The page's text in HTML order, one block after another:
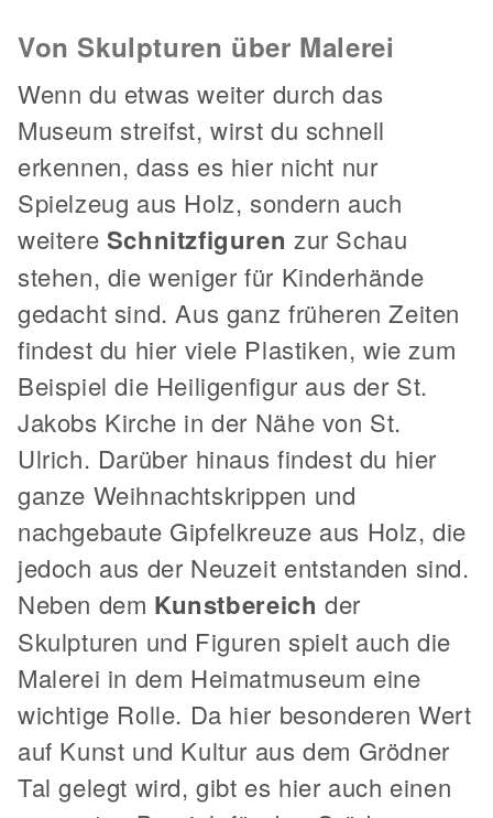
Von Skulpturen über Malerei
Wenn du etwas weiter durch das
Museum streifst, wirst du schnell
erkennen, dass es hier nicht nur
Spielzeug aus Holz, sondern auch
weitere Schnitzfiguren zur Schau
stehen, die weniger für Kinderhände
gedacht sind. Aus ganz früheren Zeiten
findest du hier viele Plastiken, wie zum
Beispiel die Heiligenfigur aus der St.
Jakobs Kirche in der Nähe von St.
Ulrich. Darüber hinaus findest du hier
ganze Weihnachtskrippen und
nachgebaute Gipfelkreuze aus Holz, die
jedoch aus der Neuzeit entstanden sind.
Neben dem Kunstbereich der
Skulpturen und Figuren spielt auch die
Malerei in dem Heimatmuseum eine
wichtige Rolle. Da hier besonderen Wert
auf Kunst und Kultur aus dem Grödner
Tal gelegt wird, gibt es hier auch einen